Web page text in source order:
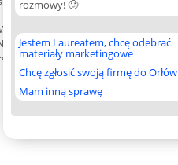
rozmowy! 🙂
Jestem Laureatem, chcę odebrać
materiały marketingowe
Chcę zgłosić swoją firmę do Orłów
Mam inną sprawę
ul. Ruska 22
50-079
8943132676
508 492 400
Lista
Laureatów
Zasady
Regulamin
Prywatności